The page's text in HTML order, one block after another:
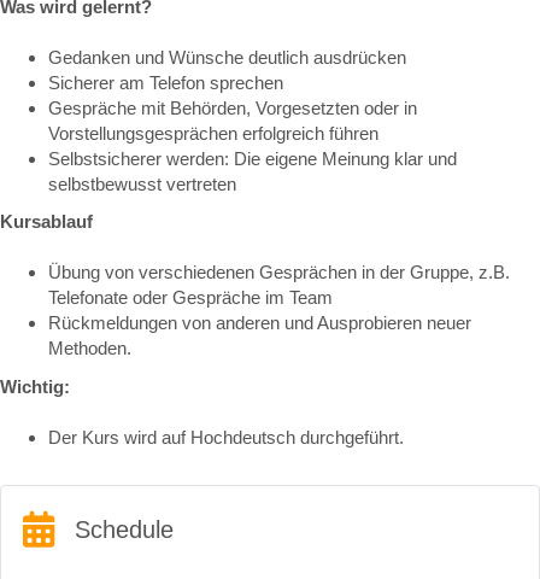
Was wird gelernt?
Gedanken und Wünsche deutlich ausdrücken
Sicherer am Telefon sprechen
Gespräche mit Behörden, Vorgesetzten oder in
Vorstellungsgesprächen erfolgreich führen
Selbstsicherer werden: Die eigene Meinung klar und
selbstbewusst vertreten
Kursablauf
Übung von verschiedenen Gesprächen in der Gruppe, z.B.
Telefonate oder Gespräche im Team
Rückmeldungen von anderen und Ausprobieren neuer
Methoden.
Wichtig:
Der Kurs wird auf Hochdeutsch durchgeführt.
Schedule